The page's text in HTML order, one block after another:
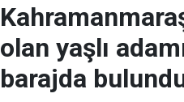
olan yaşlı
barajda